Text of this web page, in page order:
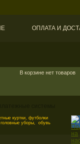
ОПЛАТА И
В корзине нет товаров
куртки, футболки
уборы, обувь